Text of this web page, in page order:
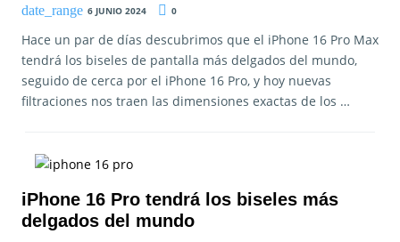
6 JUNIO 2024
0
Hace un par de días descubrimos que el iPhone 16 Pro Max
tendrá los biseles de pantalla más delgados del mundo,
seguido de cerca por el iPhone 16 Pro, y hoy nuevas
filtraciones nos traen las dimensiones exactas de los …
iPhone 16 Pro tendrá los biseles más
delgados del mundo